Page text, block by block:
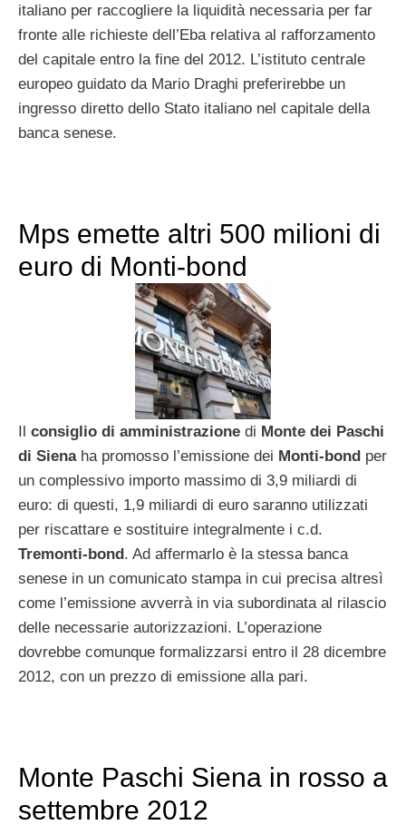
italiano per raccogliere la liquidità necessaria per far
fronte alle richieste dell’Eba relativa al rafforzamento
del capitale entro la fine del 2012. L’istituto centrale
europeo guidato da Mario Draghi preferirebbe un
ingresso diretto dello Stato italiano nel capitale della
banca senese.
Mps emette altri 500 milioni di
euro di Monti-bond
Il consiglio di amministrazione di Monte dei Paschi
di Sienaha promosso l’emissione dei Monti-bond per
un complessivo importo massimo di 3,9 miliardi di
euro: di questi, 1,9 miliardi di euro saranno utilizzati
per riscattare e sostituire integralmente i c.d.
Tremonti-bond. Ad affermarlo è la stessa banca
senese in un comunicato stampa in cui precisa altresì
come l’emissione avverrà in via subordinata al rilascio
delle necessarie autorizzazioni. L’operazione
dovrebbe comunque formalizzarsi entro il 28 dicembre
2012, con un prezzo di emissione alla pari.
Monte Paschi Siena in rosso a
settembre 2012